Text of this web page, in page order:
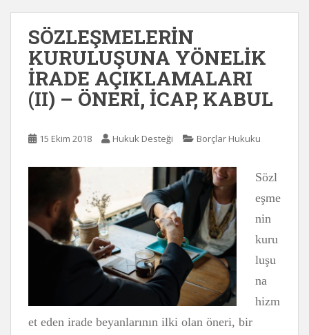
SÖZLEŞMELERİN
KURULUŞUNA YÖNELİK
İRADE AÇIKLAMALARI
(II) – ÖNERİ, İCAP, KABUL
15 Ekim 2018 Hukuk Desteği Borçlar Hukuku
Sözl
eşme
nin
kuru
luşu
na
hizm
et eden irade beyanlarının ilki olan öneri, bir